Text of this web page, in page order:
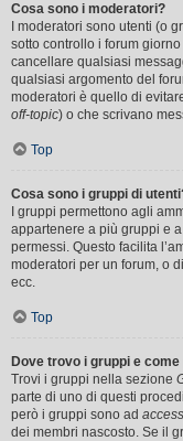
Cosa sono i moderatori?
I moderatori sono utenti (o
sotto controllo i forum
cancellare qualsiasi
qualsiasi argomento del
moderatori è quello di
off-topic) o che scrivano
Top
Cosa sono i gruppi di
I gruppi permettono agli
appartenere a più gruppi e
permessi. Questo facilita
moderatori per un forum, o
ecc.
Top
Dove trovo i gruppi e
Trovi i gruppi nella sezione
parte di uno di questi
però i gruppi sono ad
dei membri nascosto. Se il